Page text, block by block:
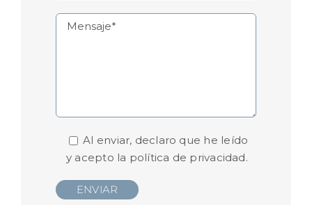
Al enviar, declaro que he leído
y acepto la política de privacidad.